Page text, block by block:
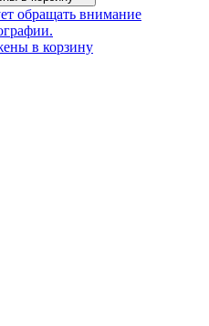
обращать внимание
в корзину